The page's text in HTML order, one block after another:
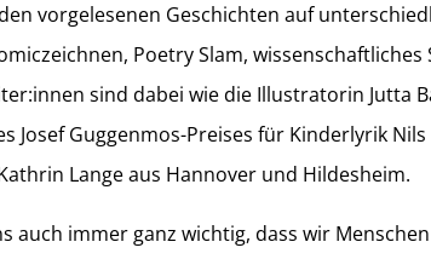
vorgelesenen Geschichten auf
Poetry Slam,
sind dabei wie die Illustratorin Jutta
Josef Guggenmos-Preises für Kinderlyrik
Lange aus Hannover und Hildesheim.
auch immer ganz wichtig, dass wir